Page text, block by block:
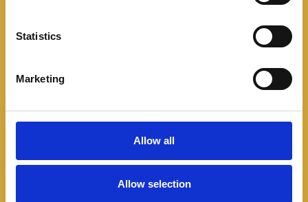
Statistics
Marketing
Allow all
Allow selection